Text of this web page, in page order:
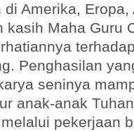
Amerika, Eropa,
kasih Maha Guru
Penghasilan
seninya
anak-anak
pekerjaan